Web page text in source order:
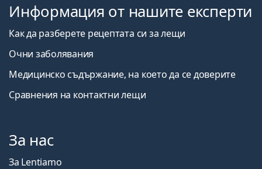
Информация от нашите експерти
Как да разберете рецептата си за лещи
Очни заболявания
Медицинско съдържание, на което да се доверите
Сравнения на контактни лещи
За нас
За Lentiamo